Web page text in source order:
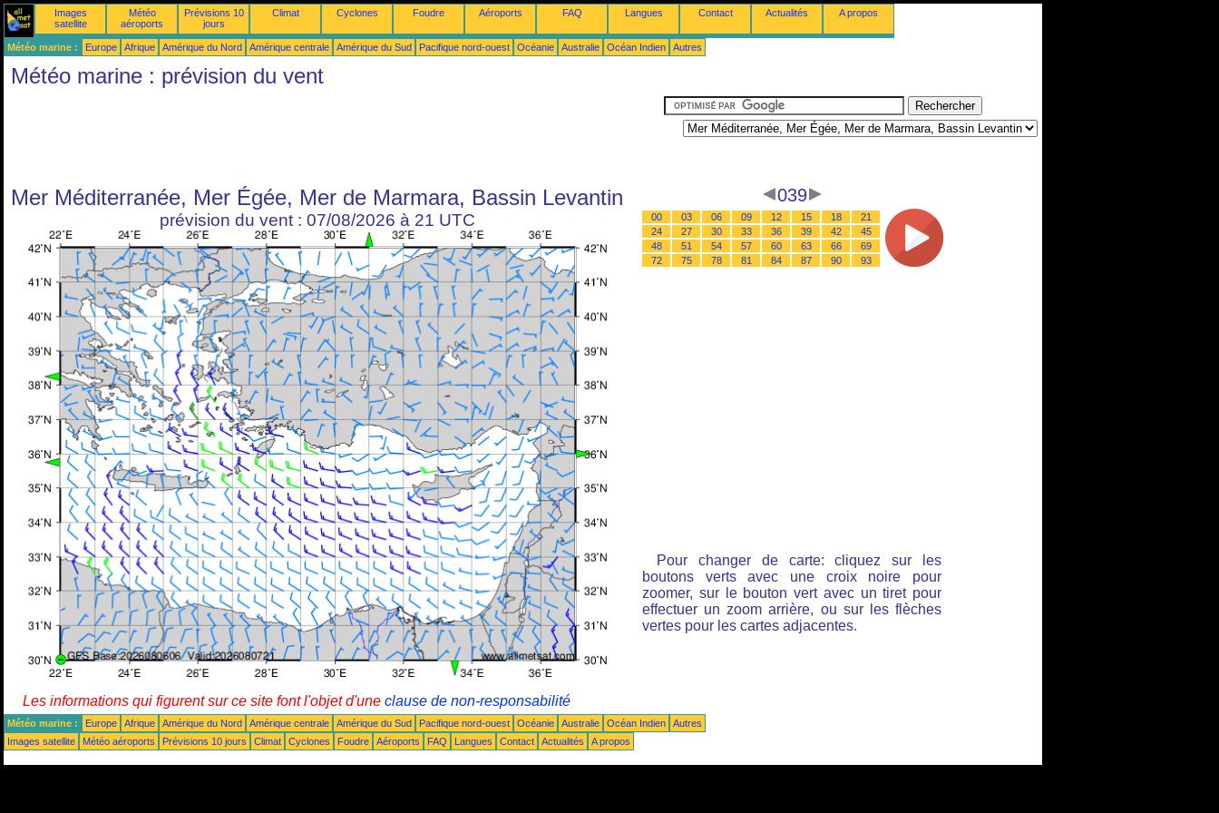
Images
satellite
Météo
aéroports
Prévisions 10
jours
Climat Cyclones Foudre Aéroports FAQ Langues Contact Actualités A propos
Météo marine : Europe Afrique Amérique du Nord Amérique centrale Amérique du Sud Pacifique nord-ouest Océanie Australie Océan Indien Autres
Météo marine : prévision du vent
Mer Méditerranée, Mer Égée, Mer de Marmara, Bassin Levantin
prévision du vent : 07/08/2026 à 21 UTC
039
00 03 06 09 12 15 18
21
24
27 30 33 36 39 42
45
48
51 54 57 60 63 66
69
72
75 78 81 84 87 90 93
Pour changer de carte: cliquez sur les
boutons verts avec une croix noire pour
zoomer, sur le bouton vert avec un tiret pour
effectuer un zoom arrière, ou sur les flèches
vertes pour les cartes adjacentes.
Les informations qui figurent sur ce site font l'objet d'une clause de non-responsabilité
Météo marine : Europe Afrique Amérique du Nord Amérique centrale Amérique du Sud Pacifique nord-ouest Océanie Australie Océan Indien
Autres
Images satellite
Météo aéroports Prévisions 10 jours Climat Cyclones Foudre Aéroports FAQ Langues Contact Actualités A propos